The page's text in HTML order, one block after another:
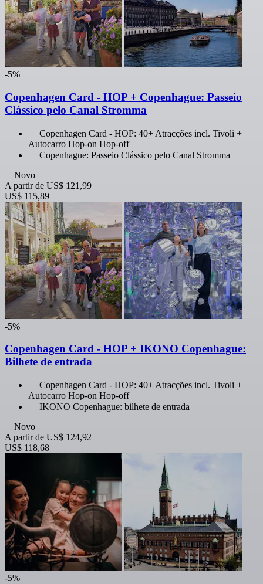
-5%
Copenhagen Card - HOP + Copenhague: Passeio
Clássico pelo Canal Stromma
Copenhagen Card - HOP: 40+ Atracções incl. Tivoli +
Autocarro Hop-on Hop-off
Copenhague: Passeio Clássico pelo Canal Stromma
Novo
A partir de US$ 121,99
US$ 115,89
-5%
Copenhagen Card - HOP + IKONO Copenhague:
Bilhete de entrada
Copenhagen Card - HOP: 40+ Atracções incl. Tivoli +
Autocarro Hop-on Hop-off
IKONO Copenhague: bilhete de entrada
Novo
A partir de US$ 124,92
US$ 118,68
-5%